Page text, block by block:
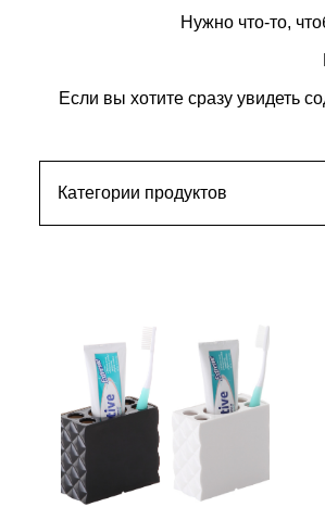
Нужно что-то,
Если вы хотите сразу увидеть